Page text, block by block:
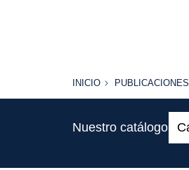
INICIO
INICIO PUBLICACIONES
PUBLICACIONES
Nuestro catálogo